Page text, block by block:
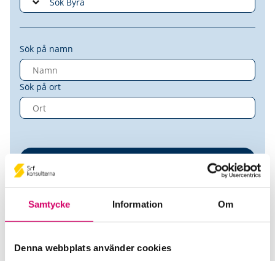
Samtycke Information Om
Denna webbplats använder cookies
Sök på namn
Sök på ort